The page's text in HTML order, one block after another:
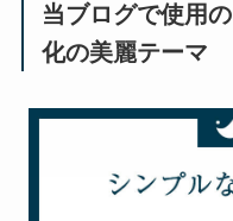
当ブログで使用
化の美麗テーマ